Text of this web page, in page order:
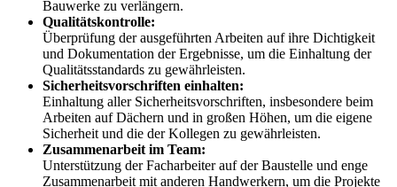
Bauwerke zu verlängern.
Qualitätskontrolle:
Überprüfung der ausgeführten Arbeiten auf ihre Dichtigkeit
und Dokumentation der Ergebnisse, um die Einhaltung der
Qualitätsstandards zu gewährleisten.
Sicherheitsvorschriften einhalten:
Einhaltung aller Sicherheitsvorschriften, insbesondere beim
Arbeiten auf Dächern und in großen Höhen, um die eigene
Sicherheit und die der Kollegen zu gewährleisten.
Zusammenarbeit im Team:
Unterstützung der Facharbeiter auf der Baustelle und enge
Zusammenarbeit mit anderen Handwerkern, um die Projekte